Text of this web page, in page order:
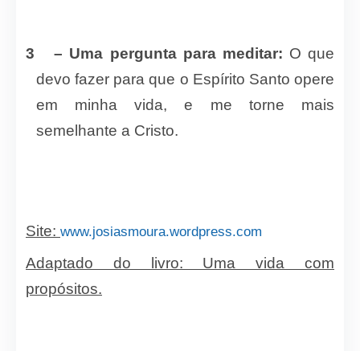
3 – Uma pergunta para meditar: O que
devo fazer para que o Espírito Santo opere
em minha vida, e me torne mais
semelhante a Cristo.
Site: www.josiasmoura.wordpress.com
Adaptado do livro: Uma vida com
propósitos.